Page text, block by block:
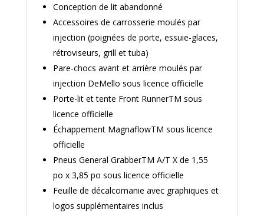
Conception de lit abandonné
Accessoires de carrosserie moulés par
injection (poignées de porte, essuie-glaces,
rétroviseurs, grill et tuba)
Pare-chocs avant et arrière moulés par
injection DeMello sous licence officielle
Porte-lit et tente Front RunnerTM sous
licence officielle
Échappement MagnaflowTM sous licence
officielle
Pneus General GrabberTM A/T X de 1,55
po x 3,85 po sous licence officielle
Feuille de décalcomanie avec graphiques et
logos supplémentaires inclus